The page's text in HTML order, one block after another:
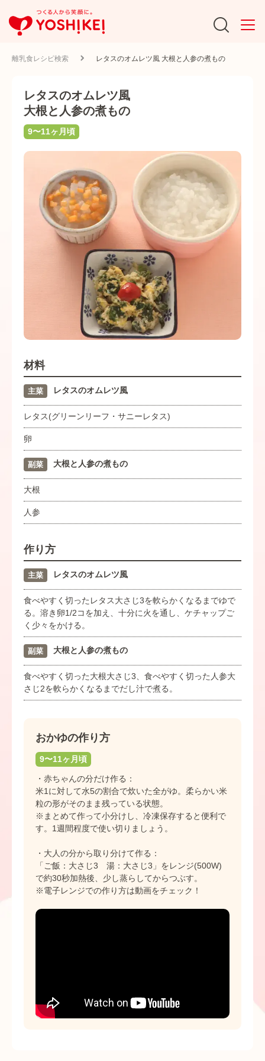
離乳食レシピ検索 レタスのオムレツ風 大根と人参の煮もの
レタスのオムレツ風
大根と人参の煮もの
9〜11ヶ月頃
材料
主菜 レタスのオムレツ風
レタス(グリーンリーフ・サニーレタス)
卵
副菜 大根と人参の煮もの
大根
人参
作り方
主菜 レタスのオムレツ風
食べやすく切ったレタス大さじ3を軟らかくなるまでゆで
る。溶き卵1/2コを加え、十分に火を通し、ケチャップご
く少々をかける。
副菜 大根と人参の煮もの
食べやすく切った大根大さじ3、食べやすく切った人参大
さじ2を軟らかくなるまでだし汁で煮る。
おかゆの作り方
9〜11ヶ月頃
・赤ちゃんの分だけ作る：
米1に対して水5の割合で炊いた全がゆ。柔らかい米
粒の形がそのまま残っている状態。
※まとめて作って小分けし、冷凍保存すると便利で
す。1週間程度で使い切りましょう。
・大人の分から取り分けて作る：
「ご飯：大さじ3 湯：大さじ3」をレンジ(500W)
で約30秒加熱後、少し蒸らしてからつぶす。
※電子レンジでの作り方は動画をチェック！